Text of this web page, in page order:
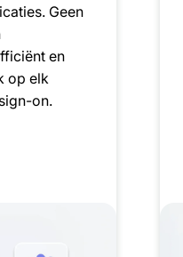
Geen
en
op elk
on.